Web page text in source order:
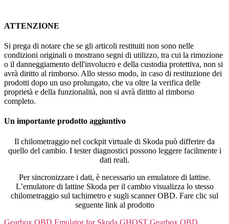
ATTENZIONE
Si prega di notare che se gli articoli restituiti non sono nelle
condizioni originali o mostrano segni di utilizzo, tra cui la rimozione
o il danneggiamento dell'involucro e della custodia protettiva, non si
avrà diritto al rimborso. Allo stesso modo, in caso di restituzione dei
prodotti dopo un uso prolungato, che va oltre la verifica delle
proprietà e della funzionalità, non si avrà diritto al rimborso
completo.
Un importante prodotto aggiuntivo
Il chilometraggio nel cockpit virtuale di Skoda può differire da
quello del cambio. I tester diagnostici possono leggere facilmente i
dati reali.
Per sincronizzare i dati, è necessario un emulatore di lattine.
L’emulatore di lattine Skoda per il cambio visualizza lo stesso
chilometraggio sul tachimetro e sugli scanner OBD. Fare clic sul
seguente link al prodotto
Gearbox OBD Emulator for Skoda GHOST Gearbox OBD